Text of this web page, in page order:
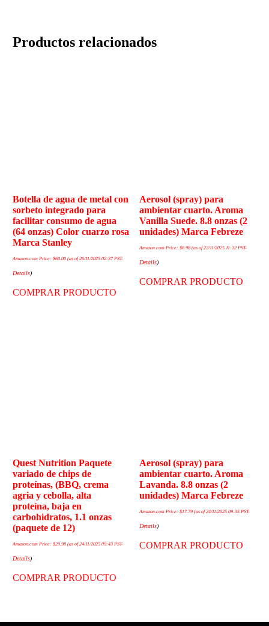
Productos relacionados
Botella de agua de metal con
sorbeto integrado para
facilitar consumo de agua
(64 onzas) Color cuarzo rosa
Marca Stanley
Amazon.com Price:$60.00 (as of 26/11/2025 02:37 PST-
Details)
COMPRAR PRODUCTO
Aerosol (spray) para
ambientar cuarto. Aroma
Vanilla Suede. 8.8 onzas (2
unidades) Marca Febreze
Amazon.com Price:$6.98 (as of 22/11/2025 11:32 PST-
Details)
COMPRAR PRODUCTO
Quest Nutrition Paquete
variado de chips de
proteínas, (BBQ, crema
agria y cebolla, alta
proteína, baja en
carbohidratos, 1.1 onzas
(paquete de 12)
Amazon.com Price:$29.98 (as of 24/11/2025 09:43 PST-
Details)
COMPRAR PRODUCTO
Aerosol (spray) para
ambientar cuarto. Aroma
Lavanda. 8.8 onzas (2
unidades) Marca Febreze
Amazon.com Price:$17.79 (as of 24/11/2025 09:35 PST-
Details)
COMPRAR PRODUCTO